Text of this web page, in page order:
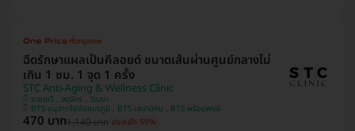
ฉีดรักษาแผลเป็นคีลอยด์ ขนาดเส้นผ่านศูนย์กลางไม่
เกิน 1 ซม. 1 จุด 1 ครั้ง
STC Anti-Aging & Wellness Clinic
ราชเทวี , จตุจักร , วัฒนา
BTS อนุสาวรีย์ชัยสมรภูมิ , BTS เสนานิคม , BTS พร้อมพงษ์
470 บาท1,140 บาท ประหยัด 59%